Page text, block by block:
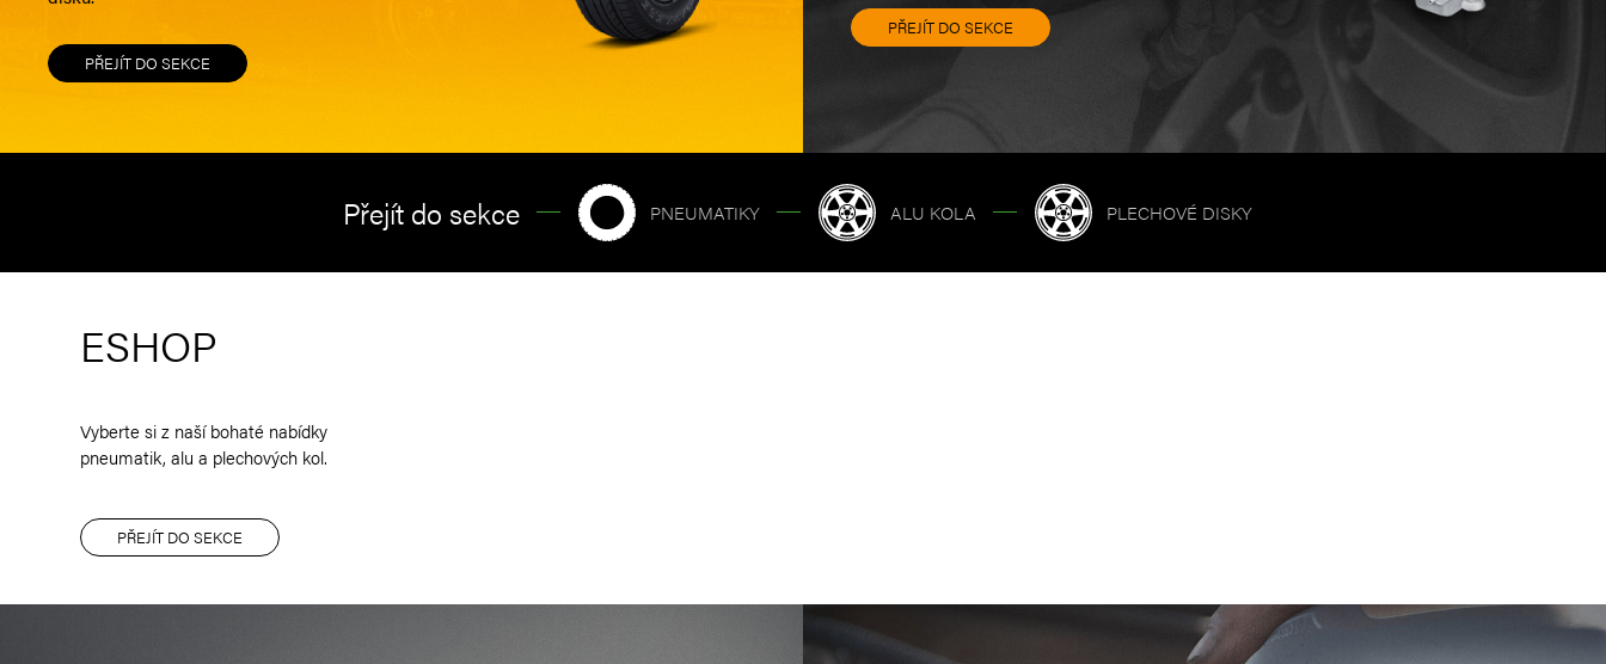
PŘEJÍT DO SEKCE
PŘEJÍT DO SEKCE
Přejít do sekce PNEUMATIKY ALU KOLA PLECHOVÉ DISKY
ESHOP
Vyberte si z naší bohaté nabídky
pneumatik, alu a plechových kol.
PŘEJÍT DO SEKCE